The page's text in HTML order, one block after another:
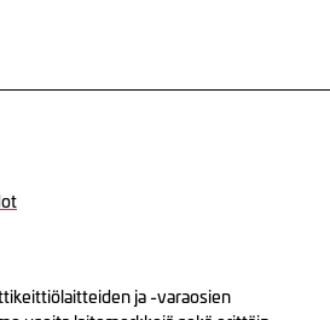
ja -varaosien